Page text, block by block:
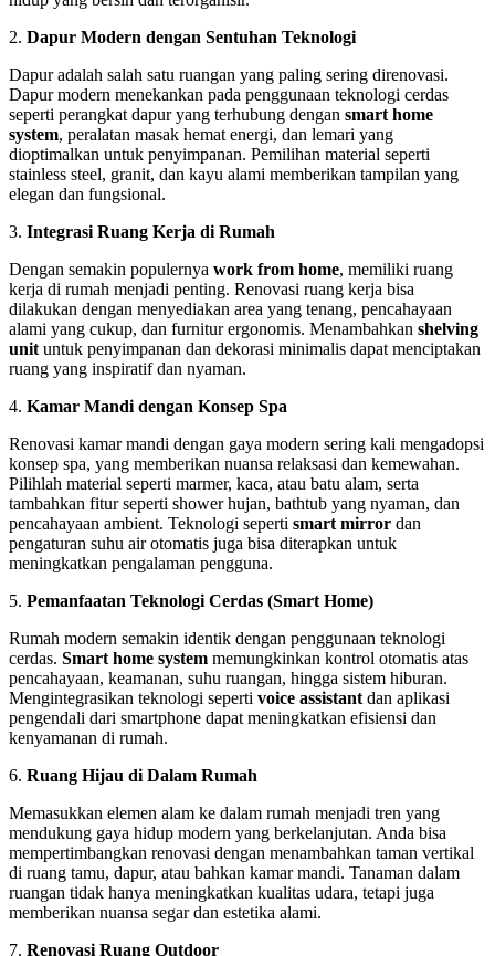
2. Dapur Modern dengan Sentuhan Teknologi
Dapur adalah salah satu ruangan yang paling sering direnovasi.
Dapur modern menekankan pada penggunaan teknologi cerdas
seperti perangkat dapur yang terhubung dengan smart home
system, peralatan masak hemat energi, dan lemari yang
dioptimalkan untuk penyimpanan. Pemilihan material seperti
stainless steel, granit, dan kayu alami memberikan tampilan yang
elegan dan fungsional.
3. Integrasi Ruang Kerja di Rumah
Dengan semakin populernya work from home, memiliki ruang
kerja di rumah menjadi penting. Renovasi ruang kerja bisa
dilakukan dengan menyediakan area yang tenang, pencahayaan
alami yang cukup, dan furnitur ergonomis. Menambahkan shelving
unit untuk penyimpanan dan dekorasi minimalis dapat menciptakan
ruang yang inspiratif dan nyaman.
4. Kamar Mandi dengan Konsep Spa
Renovasi kamar mandi dengan gaya modern sering kali mengadopsi
konsep spa, yang memberikan nuansa relaksasi dan kemewahan.
Pilihlah material seperti marmer, kaca, atau batu alam, serta
tambahkan fitur seperti shower hujan, bathtub yang nyaman, dan
pencahayaan ambient. Teknologi seperti smart mirror dan
pengaturan suhu air otomatis juga bisa diterapkan untuk
meningkatkan pengalaman pengguna.
5. Pemanfaatan Teknologi Cerdas (Smart Home)
Rumah modern semakin identik dengan penggunaan teknologi
cerdas. Smart home system memungkinkan kontrol otomatis atas
pencahayaan, keamanan, suhu ruangan, hingga sistem hiburan.
Mengintegrasikan teknologi seperti voice assistant dan aplikasi
pengendali dari smartphone dapat meningkatkan efisiensi dan
kenyamanan di rumah.
6. Ruang Hijau di Dalam Rumah
Memasukkan elemen alam ke dalam rumah menjadi tren yang
mendukung gaya hidup modern yang berkelanjutan. Anda bisa
mempertimbangkan renovasi dengan menambahkan taman vertikal
di ruang tamu, dapur, atau bahkan kamar mandi. Tanaman dalam
ruangan tidak hanya meningkatkan kualitas udara, tetapi juga
memberikan nuansa segar dan estetika alami.
7. Renovasi Ruang Outdoor